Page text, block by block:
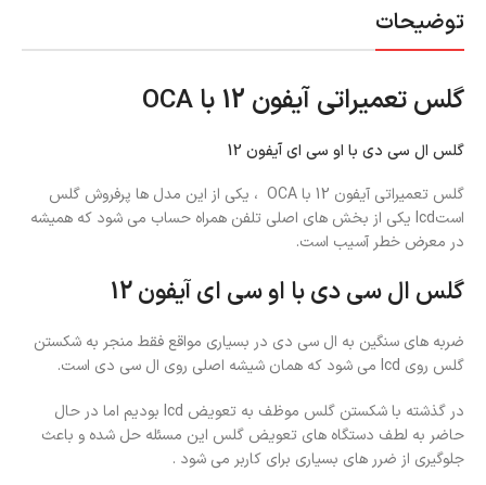
توضیحات
گلس تعمیراتی آیفون 12 با OCA
گلس ال سی دی با او سی ای آیفون 12
گلس تعمیراتی آیفون 12 با OCA ، یکی از این مدل ها پرفروش گلس
استlcd یکی از بخش های اصلی تلفن همراه حساب می شود که همیشه
در معرض خطر آسیب است.
گلس ال سی دی با او سی ای آیفون 12
ضربه های سنگین به ال سی دی در بسیاری مواقع فقط منجر به شکستن
گلس روی lcd می شود که همان شیشه اصلی روی ال سی دی است.
در گذشته با شکستن گلس موظف به تعویض lcd بودیم اما در حال
حاضر به لطف دستگاه های تعویض گلس این مسئله حل شده و باعث
جلوگیری از ضرر های بسیاری برای کاربر می شود .